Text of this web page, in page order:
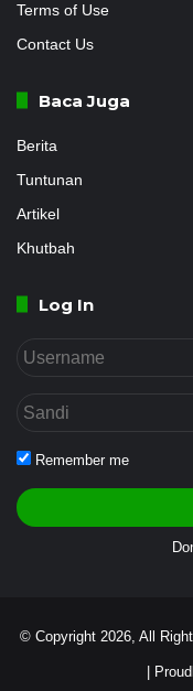
Terms of Use
Contact Us
Baca Juga
Berita
Tuntunan
Artikel
Khutbah
Log In
Remember me
© Copyright 2026, All
|